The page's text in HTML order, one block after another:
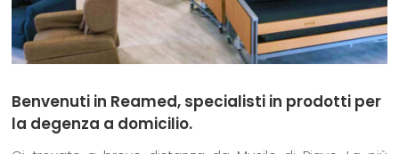
Benvenuti in Reamed, specialisti in prodotti per
la degenza a domicilio.